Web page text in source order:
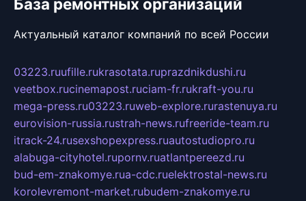
База ремонтных организаций
Актуальный каталог компаний по всей России
03223.ruufille.rukrasotata.ruprazdnikdushi.ru
veetbox.rucinemapost.ruciam-fr.rukraft-you.ru
mega-press.ru03223.ruweb-explore.rurastenuya.ru
eurovision-russia.rustrah-news.rufreeride-team.ru
itrack-24.rusexshopexpress.ruautostudiopro.ru
alabuga-cityhotel.rupornv.ruatlantpereezd.ru
bud-em-znakomye.rua-cdc.ruelektrostal-news.ru
korolevremont-market.rubudem-znakomye.ru